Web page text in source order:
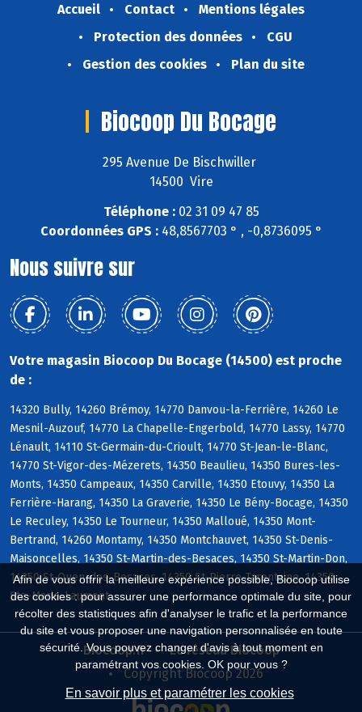
Afin de vous offrir la meilleure expérience possible, Biocoop utilise
des cookies : pour assurer une performance optimale du site, pour
récolter des statistiques afin d'analyser le trafic et la performance
du site et vous proposer une navigation personnalisée en toute
sécurité. Vous pouvez changer d'avis à tout moment en
paramétrant vos cookies. OK pour vous ?
En savoir plus et paramétrer les cookies
Accueil Contact
Mentions légales
Protection des données
CGU
Gestion des cookies
Plan du site
Biocoop Du Bocage
295 Avenue De Bischwiller
14500 Vire
Téléphone :02 31 09 47 85
Coordonnées GPS :48,8567703 ° , -0,8736095 °
Nous suivre sur
Votre magasin Biocoop Du Bocage (14500) est proche
de :
14320 Bully, 14260 Brémoy, 14770 Danvou-la-Ferrière, 14260 Le
Mesnil-Auzouf, 14770 La Chapelle-Engerbold, 14770 Lassy, 14770
Lénault, 14110 St-Germain-du-Crioult, 14770 St-Jean-le-Blanc,
14770 St-Vigor-des-Mézerets, 14350 Beaulieu, 14350 Bures-les-
Monts, 14350 Campeaux, 14350 Carville, 14350 Etouvy, 14350 La
Ferrière-Harang, 14350 La Graverie, 14350 Le Bény-Bocage, 14350
Le Reculey, 14350 Le Tourneur, 14350 Malloué, 14350 Mont-
Bertrand, 14260 Montamy, 14350 Montchauvet, 14350 St-Denis-
Maisoncelles, 14350 St-Martin-des-Besaces, 14350 St-Martin-Don,
14350 St-Ouen-des-Besaces, 14350 St-Pierre-Tarentaine, 14350
Ste-Marie-Laumont
Biocoop.fr
Le réseau Biocoop
Copyright Biocoop 2026